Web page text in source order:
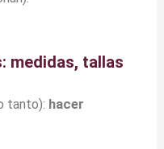
medidas, tallas
tanto): hacer